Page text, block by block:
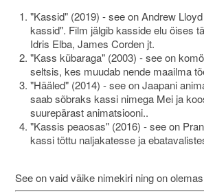
"Kassid" (2019) - see on Andrew
kassid". Film jälgib kasside elu öises
Idris Elba, James Corden jt.
"Kass kübaraga" (2003) - see on
seltsis, kes muudab nende maailma
"Hääled" (2014) - see on Jaapani
saab sõbraks kassi nimega Mei ja
suurepärast animatsiooni..
"Kassis peaosas" (2016) - see on
kassi tõttu naljakatesse ja
See on vaid väike nimekiri ning on